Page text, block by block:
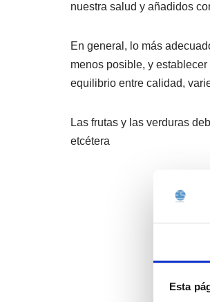
Esta
nuestra salud y añadidos
En general, lo más
menos posible, y
equilibrio entre calidad,
Las frutas y las verduras
etcétera